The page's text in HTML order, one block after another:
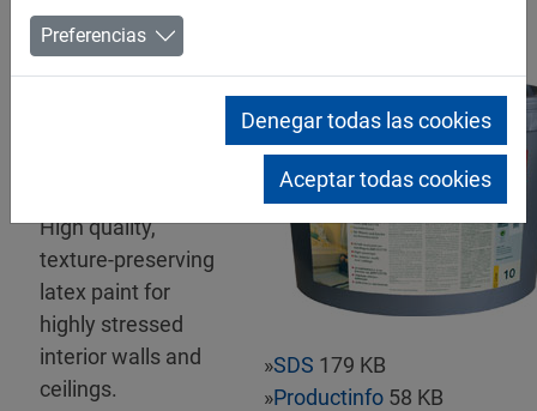
High quality,
texture-preserving
latex paint for
highly stressed
interior walls and
ceilings.
»SDS 179 KB
»Productinfo 58 KB
Preferencias
Denegar todas las cookies
Aceptar todas cookies